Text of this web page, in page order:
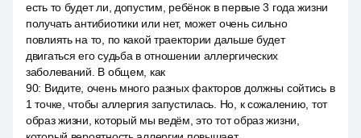
есть то будет ли, допустим, ребёнок в первые 3 года жизни
получать антибиотики или нет, может очень сильно
повлиять на то, по какой траектории дальше будет
двигаться его судьба в отношении аллергических
заболеваний. В общем, как
90: Видите, очень много разных факторов должны сойтись в
1 точке, чтобы аллергия запустилась. Но, к сожалению, тот
образ жизни, который мы ведём, это тот образ жизни,